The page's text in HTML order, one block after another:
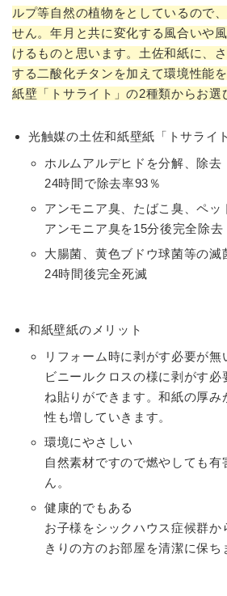
ルプ等自然の植物をとしているので
せん。年月と共に変化する風合いや
けるものと思います。土佐和紙に、
する二酸化チタンを加えて環境性能
紙壁「トサライト」の2種類からお選
光触媒の土佐和紙壁紙「トサライ
ホルムアルデヒドを分解、除去
24時間で除去率93％
アンモニア臭、たばこ臭、ペッ
アンモニア臭を15分後完全除去
大腸菌、黄色ブドウ球菌等の滅
24時間後完全死滅
和紙壁紙のメリット
リフォーム時に剥がす必要が無
ビニールクロスの様に剥がす
ね貼りができます。和紙の厚み
性も増していきます。
環境にやさしい
自然素材ですので燃やしても有
ん。
健康的でもある
お子様をシックハウス症候群か
きりの方のお部屋を清潔に保ち